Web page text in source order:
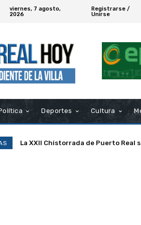
viernes, 7 agosto,
2026
Registrarse /
Unirse
Deportes Cultura
La XXII Chistorrada de Puerto Real